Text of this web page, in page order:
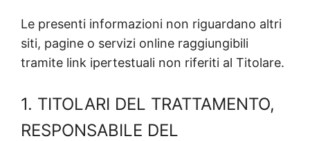
Le presenti informazioni non riguardano altri
siti, pagine o servizi online raggiungibili
tramite link ipertestuali non riferiti al Titolare.
1. TITOLARI DEL TRATTAMENTO,
RESPONSABILE DEL